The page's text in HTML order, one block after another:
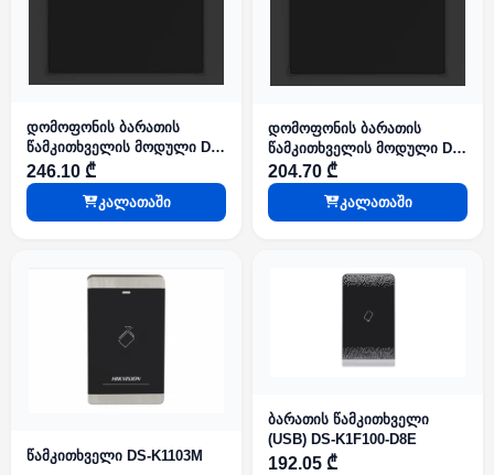
დომოფონის ბარათის
წამკითხველის მოდული DS-
KD-M
246.10 ₾
კალათაში
დომოფონის ბარათის
წამკითხველის მოდული DS-
KD-E
204.70 ₾
კალათაში
წამკითხველი DS-K1103M
ბარათის წამკითხველი
(USB) DS-K1F100-D8E
192.05 ₾